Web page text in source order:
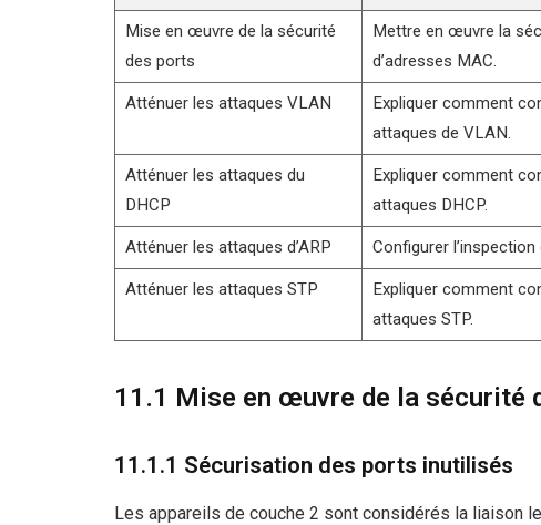
Mise en œuvre de la sécurité
des ports
Mettre en œuvre la
d’adresses MAC.
Atténuer les attaques VLAN
Expliquer comment
attaques de VLAN.
Atténuer les attaques du
DHCP
Expliquer comment
attaques DHCP.
Atténuer les attaques d’ARP Configurer l’inspection
Atténuer les attaques STP
Expliquer comment
attaques STP.
11.1 Mise en œuvre de la sécurité
11.1.1 Sécurisation des ports inutilisés
Les appareils de couche 2 sont considérés la liaison